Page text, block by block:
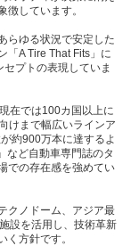
しています。
らゆる状況で安定した
「A Tire That Fits」に
プトの表現していま
在では100カ国以上に
けまで幅広いラインア
約900万本に達するよ
など自動車専門誌のタ
での存在感を強めてい
クノドーム、アジア最
設を活用し、技術革新
く方針です。